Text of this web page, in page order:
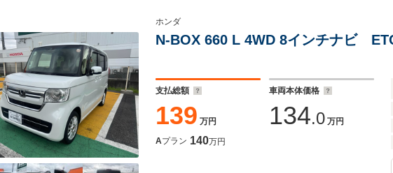
ホンダ
N-BOX 660 L 4WD 8インチナビ
支払総額
139 万円
車両本体価格
134.0 万円
Aプラン 140万円